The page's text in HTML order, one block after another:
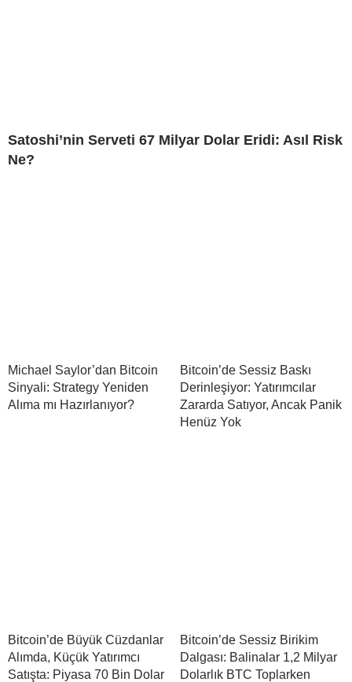
Satoshi’nin Serveti 67 Milyar Dolar Eridi: Asıl Risk
Ne?
Michael Saylor’dan Bitcoin
Sinyali: Strategy Yeniden
Alıma mı Hazırlanıyor?
Bitcoin’de Sessiz Baskı
Derinleşiyor: Yatırımcılar
Zararda Satıyor, Ancak Panik
Henüz Yok
Bitcoin’de Büyük Cüzdanlar
Alımda, Küçük Yatırımcı
Satışta: Piyasa 70 Bin Dolar
Bitcoin’de Sessiz Birikim
Dalgası: Balinalar 1,2 Milyar
Dolarlık BTC Toplarken